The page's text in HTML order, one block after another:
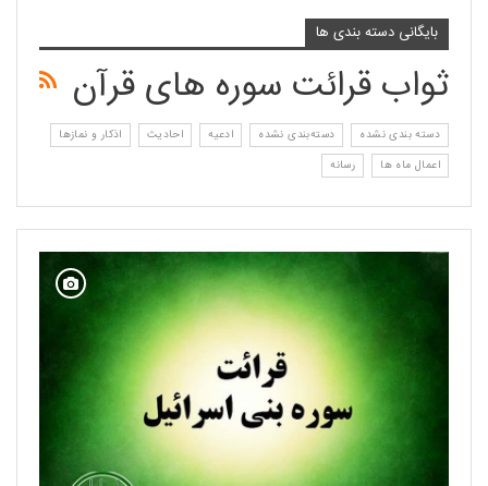
بایگانی دسته بندی ها
ثواب قرائت سوره های قرآن
دسته بندی نشده دسته‌بندی نشده ادعیه احادیث
اذکار و نمازها
اعمال ماه ها
رسانه